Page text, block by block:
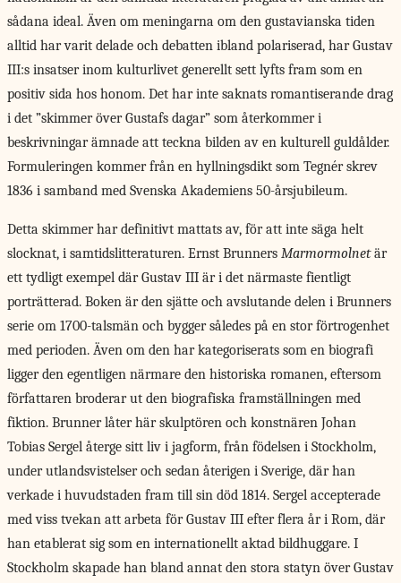
sådana ideal. Även om meningarna om den gustavianska tiden
alltid har varit delade och debatten ibland polariserad, har Gustav
III:s insatser inom kulturlivet generellt sett lyfts fram som en
positiv sida hos honom. Det har inte saknats romantiserande drag
i det ”skimmer över Gustafs dagar” som återkommer i
beskrivningar ämnade att teckna bilden av en kulturell guldålder.
Formuleringen kommer från en hyllningsdikt som Tegnér skrev
1836 i samband med Svenska Akademiens 50-årsjubileum.
Detta skimmer har definitivt mattats av, för att inte säga helt
slocknat, i samtidslitteraturen. Ernst Brunners Marmormolnetär
ett tydligt exempel där Gustav III är i det närmaste fientligt
porträtterad. Boken är den sjätte och avslutande delen i Brunners
serie om 1700-talsmän och bygger således på en stor förtrogenhet
med perioden. Även om den har kategoriserats som en biografi
ligger den egentligen närmare den historiska romanen, eftersom
författaren broderar ut den biografiska framställningen med
fiktion. Brunner låter här skulptören och konstnären Johan
Tobias Sergel återge sitt liv i jagform, från födelsen i Stockholm,
under utlandsvistelser och sedan återigen i Sverige, där han
verkade i huvudstaden fram till sin död 1814. Sergel accepterade
med viss tvekan att arbeta för Gustav III efter flera år i Rom, där
han etablerat sig som en internationellt aktad bildhuggare. I
Stockholm skapade han bland annat den stora statyn över Gustav